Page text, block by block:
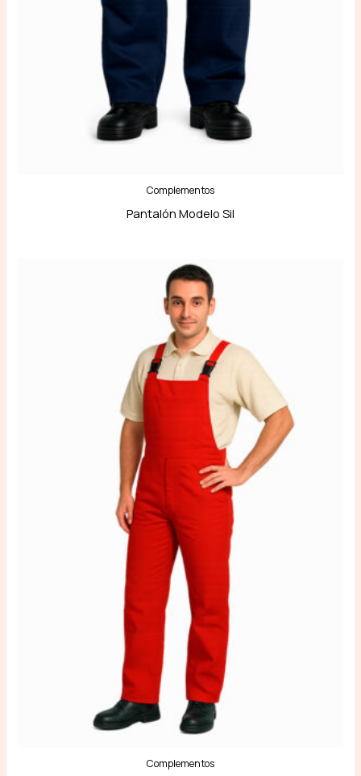
Complementos
Pantalón Modelo Sil
Complementos